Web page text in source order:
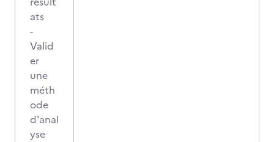
ats
-
Valid
er
une
méth
ode
d'anal
yse